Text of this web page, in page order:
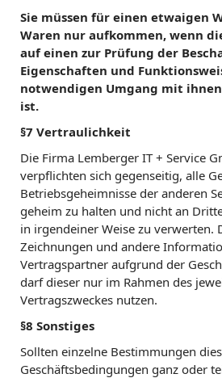
Sie müssen für einen etwaigen
Waren nur aufkommen, wenn
auf einen zur Prüfung der
Eigenschaften und
notwendigen Umgang mit
ist.
§7 Vertraulichkeit
Die Firma Lemberger IT + Service
verpflichten sich gegenseitig, alle
Betriebsgeheimnisse der anderen
geheim zu halten und nicht an
in irgendeiner Weise zu verwerten.
Zeichnungen und andere
Vertragspartner aufgrund der
darf dieser nur im Rahmen des
Vertragszweckes nutzen.
§8 Sonstiges
Sollten einzelne Bestimmungen
Geschäftsbedingungen ganz oder